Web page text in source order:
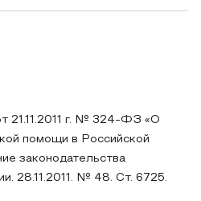
21.11.2011 г. № 324-ФЗ «О
помощи в Российской
законодательства
28.11.2011. № 48. Ст. 6725.